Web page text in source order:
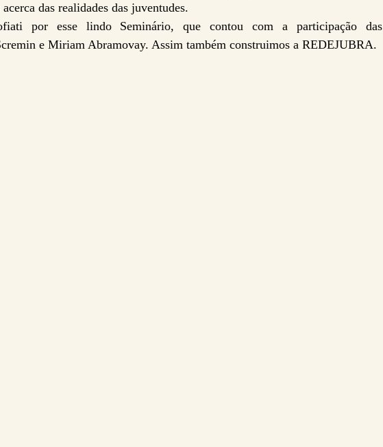
das realidades das juventudes.
por esse lindo Seminário, que contou com a participação das
e Miriam Abramovay. Assim também construimos a REDEJUBRA.